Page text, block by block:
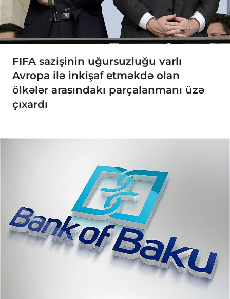
FIFA sazişinin uğursuzluğu varlı
Avropa ilə inkişaf etməkdə olan
ölkələr arasındakı parçalanmanı üzə
çıxardı